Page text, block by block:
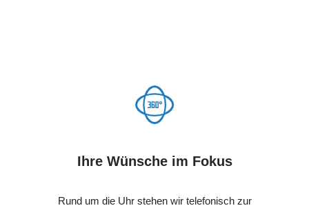
Ihre Wünsche im Fokus
Rund um die Uhr stehen wir telefonisch zur